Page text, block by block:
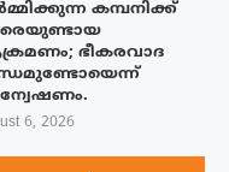
കമ്പനിക്ക്
ഭീകരവാദ
6, 2026